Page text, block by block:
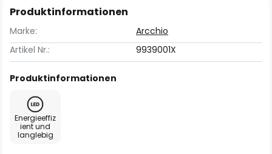
Produktinformationen
Marke:
Arcchio
Artikel Nr.:
9939001X
Produktinformationen
Energieeffiz
ient und
langlebig